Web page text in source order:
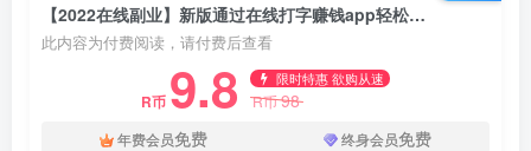
【2022在线副业】新版通过在线打字赚钱app轻松月赚900到2700美元
此内容为付费阅读，请付费后查看
R币 9.8 限时特惠 欲购从速
R币98
年费会员免费 终身会员免费